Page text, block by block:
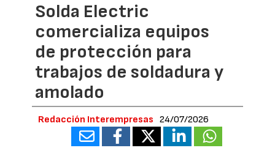
Solda Electric
comercializa equipos
de protección para
trabajos de soldadura y
amolado
Redacción Interempresas 24/07/2026